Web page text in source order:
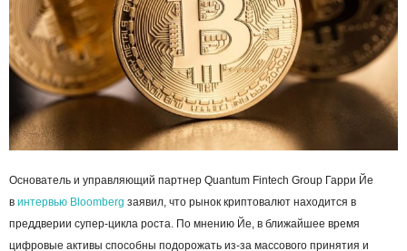
Основатель и управляющий партнер Quantum Fintech Group Гарри Йе
в интервью Bloomberg заявил, что рынок криптовалют находится в
преддверии супер-цикла роста. По мнению Йе, в ближайшее время
цифровые активы способны подорожать из-за массового принятия и